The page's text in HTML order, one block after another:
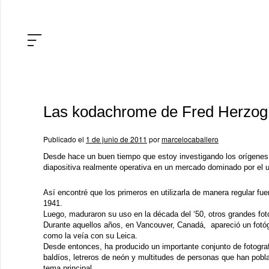
Las kodachrome de Fred Herzog
Publicado el 1 de junio de 2011 pormarcelocaballero
Desde hace un buen tiempo que estoy investigando los
diapositiva realmente operativa en un mercado dominado por el
Así encontré que los primeros en utilizarla de manera regular
1941.
Luego, maduraron su uso en la década del ‘50, otros grandes
Durante aquellos años, en Vancouver, Canadá, apareció un
como la veía con su Leica.
Desde entonces, ha producido un importante conjunto de
baldíos, letreros de neón y multitudes de personas que han